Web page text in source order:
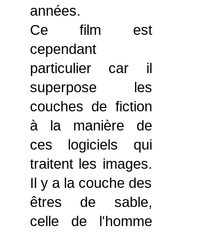
années.
Ce film est
cependant
particulier car il
superpose les
couches de fiction
à la manière de
ces logiciels qui
traitent les images.
Il y a la couche des
êtres de sable,
celle de l'homme